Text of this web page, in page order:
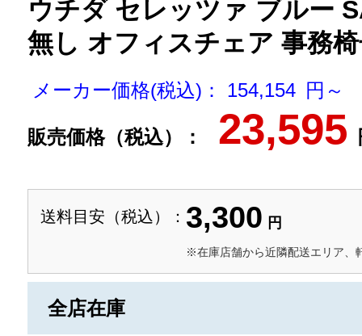
ウチダ セレッツァ ブルー
無し オフィスチェア 事務
メーカー価格(税込)： 154,154 円～
販売価格（税込）： 23,595
送料目安（税込）： 3,300 円
※在庫店舗から近隣配送エリア、
全店在庫